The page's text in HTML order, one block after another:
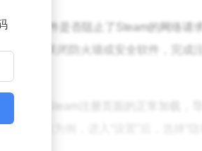
安全软件是否阻止了Steam的网络请
试暂时关闭防火墙或安全软件，完成